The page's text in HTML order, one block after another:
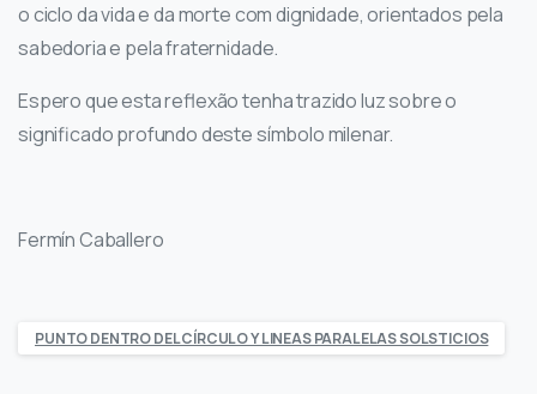
o ciclo da vida e da morte com dignidade, orientados pela
sabedoria e pela fraternidade.
Espero que esta reflexão tenha trazido luz sobre o
significado profundo deste símbolo milenar.
Fermín Caballero
PUNTO DENTRO DEL CÍRCULO Y LINEAS PARALELAS SOLSTICIOS